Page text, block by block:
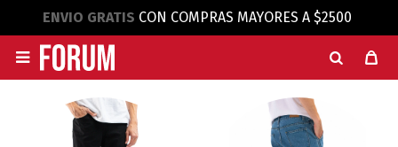
ENVIO GRATIS CON COMPRAS MAYORES A $2500
